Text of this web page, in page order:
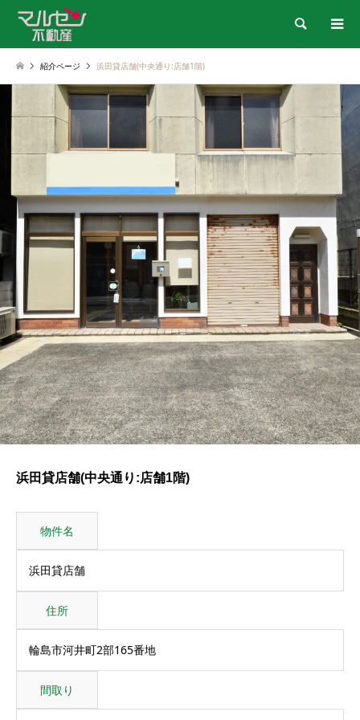
検索
紹介ページ 浜田貸店舗(中央通り:店舗1階)
浜田貸店舗(中央通り:店舗1階)
物件名
浜田貸店舗
住所
輪島市河井町2部165番地
間取り